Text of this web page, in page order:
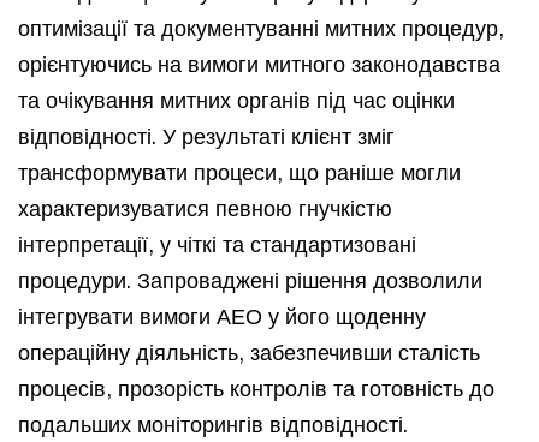
оптимізації та документуванні митних процедур,
орієнтуючись на вимоги митного законодавства
та очікування митних органів під час оцінки
відповідності. У результаті клієнт зміг
трансформувати процеси, що раніше могли
характеризуватися певною гнучкістю
інтерпретації, у чіткі та стандартизовані
процедури. Запроваджені рішення дозволили
інтегрувати вимоги АЕО у його щоденну
операційну діяльність, забезпечивши сталість
процесів, прозорість контролів та готовність до
подальших моніторингів відповідності.